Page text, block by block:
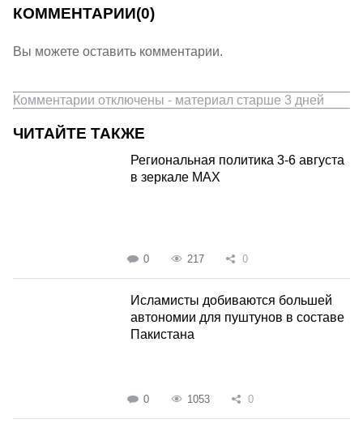
КОММЕНТАРИИ(0)
Вы можете оставить комментарии.
Комментарии отключены - материал старше 3 дней
ЧИТАЙТЕ ТАКЖЕ
Региональная политика 3-6 августа
в зеркале MAX
0 217 0
Исламисты добиваются большей
автономии для пуштунов в составе
Пакистана
0 1053 0